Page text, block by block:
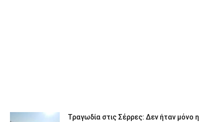
Τραγωδία στις Σέρρες: Δεν ήταν μόνο η